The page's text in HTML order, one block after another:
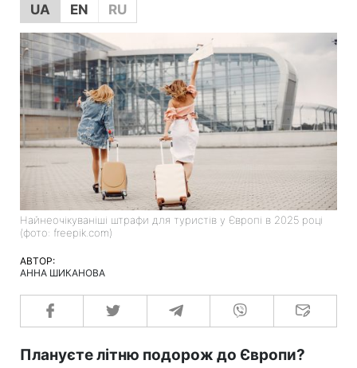
UA
EN RU
Найнеочікуваніші штрафи для туристів у Європі в 2025 році
(фото: freepik.com)
АВТОР:
АННА ШИКАНОВА
Плануєте літню подорож до Європи?